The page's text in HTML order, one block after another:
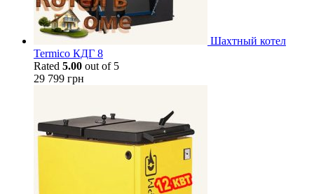
Шахтный котел
Termico КДГ 8
Rated 5.00 out of 5
29 799 грн